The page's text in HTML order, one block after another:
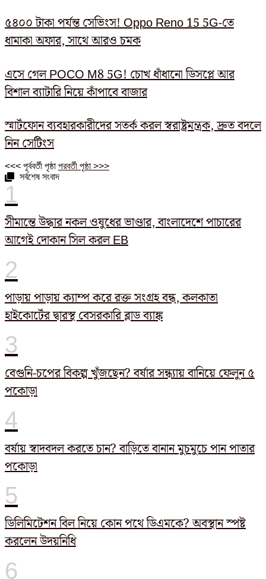
৫৪০০ টাকা পর্যন্ত সেভিংস! Oppo Reno 15 5G-তে
ধামাকা অফার, সাথে আরও চমক
এসে গেল POCO M8 5G! চোখ ধাঁধানো ডিসপ্লে আর
বিশাল ব্যাটারি নিয়ে কাঁপাবে বাজার
স্মার্টফোন ব্যবহারকারীদের সতর্ক করল স্বরাষ্ট্রমন্ত্রক, দ্রুত বদলে
নিন সেটিংস
<<< পূর্ববর্তী পৃষ্ঠা পরবর্তী পৃষ্ঠা >>>
সর্বশেষ সংবাদ
সীমান্তে উদ্ধার নকল ওষুধের ভাণ্ডার, বাংলাদেশে পাচারের
আগেই দোকান সিল করল EB
পাড়ায় পাড়ায় ক্যাম্প করে রক্ত সংগ্রহ বন্ধ, কলকাতা
হাইকোর্টের দ্বারস্থ বেসরকারি ব্লাড ব্যাঙ্ক
বেগুনি-চপের বিকল্প খুঁজছেন? বর্ষার সন্ধ্যায় বানিয়ে ফেলুন ৫
পকোড়া
বর্ষায় স্বাদবদল করতে চান? বাড়িতে বানান মুচমুচে পান পাতার
পকোড়া
ডিলিমিটেশন বিল নিয়ে কোন পথে ডিএমকে? অবস্থান স্পষ্ট
করলেন উদয়নিধি